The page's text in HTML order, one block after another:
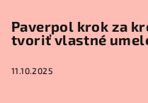
Paverpol krok za
tvoriť vlastné
11.10.2025